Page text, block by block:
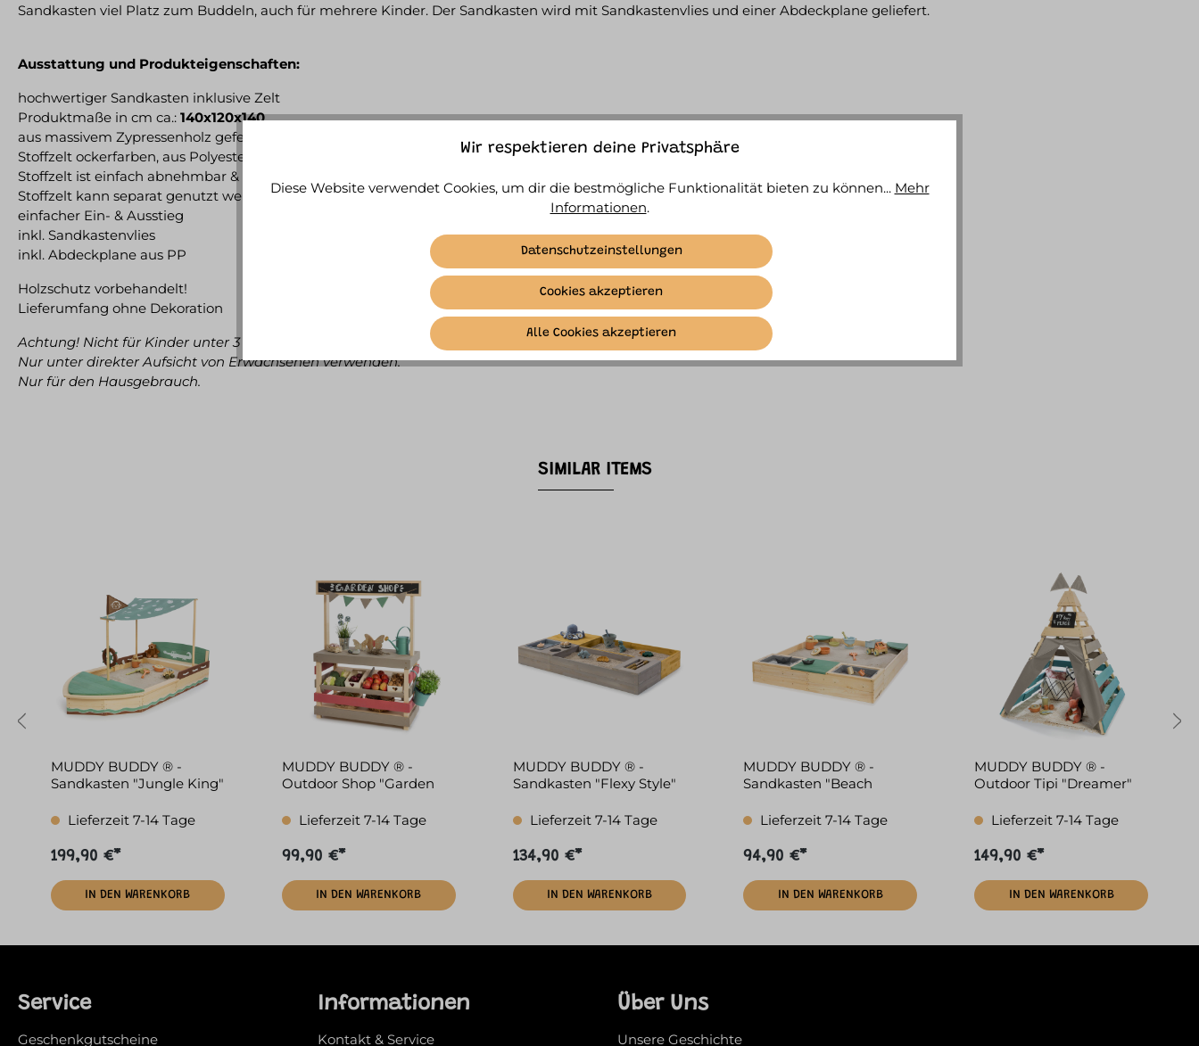
Sandkasten viel Platz zum Buddeln, auch für mehrere Kinder. Der Sandkasten wird mit Sandkastenvlies und einer Abdeckplane geliefert.
Ausstattung und Produkteigenschaften:
hochwertiger Sandkasten inklusive Zelt
Produktmaße in cm ca.: 140x120x140
aus massivem Zypressenholz gefertigt
Stoffzelt ockerfarben, aus Polyester mit modernem Dino Print
Stoffzelt ist einfach abnehmbar & zusammenklappbar
Stoffzelt kann separat genutzt werden
einfacher Ein- & Ausstieg
inkl. Sandkastenvlies
inkl. Abdeckplane aus PP
Holzschutz vorbehandelt!
Lieferumfang ohne Dekoration
Achtung! Nicht für Kinder unter 3 Jahren geeignet.
Nur unter direkter Aufsicht von Erwachsenen verwenden.
Nur für den Hausgebrauch.
SIMILAR ITEMS
MUDDY BUDDY ® -
Sandkasten "Jungle King"
Lieferzeit 7-14 Tage
199,90 €*
IN DEN WARENKORB
MUDDY BUDDY ® -
Outdoor Shop "Garden
Lieferzeit 7-14 Tage
99,90 €*
IN DEN WARENKORB
MUDDY BUDDY ® -
Sandkasten "Flexy Style"
Lieferzeit 7-14 Tage
134,90 €*
IN DEN WARENKORB
MUDDY BUDDY ® -
Sandkasten "Beach
Lieferzeit 7-14 Tage
94,90 €*
IN DEN WARENKORB
MUDDY BUDDY ® -
Outdoor Tipi "Dreamer"
Lieferzeit 7-14 Tage
149,90 €*
IN DEN WARENKORB
Service
Geschenkgutscheine
Informationen
Kontakt & Service
Über Uns
Unsere Geschichte
Wir respektieren deine Privatsphäre
Diese Website verwendet Cookies, um dir die bestmögliche Funktionalität bieten zu können... Mehr
Informationen.
Datenschutzeinstellungen
Cookies akzeptieren
Alle Cookies akzeptieren